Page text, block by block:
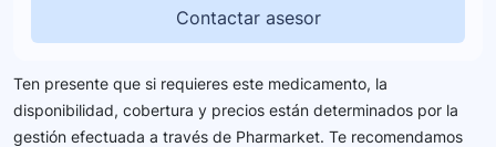
Contactar asesor
Ten presente que si requieres este medicamento, la
disponibilidad, cobertura y precios están determinados por la
gestión efectuada a través de Pharmarket. Te recomendamos